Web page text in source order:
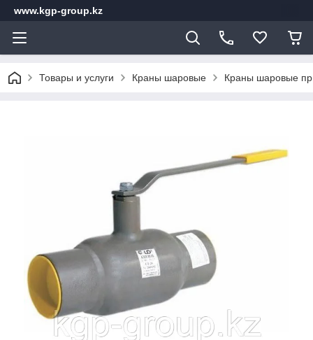
www.kgp-group.kz
Товары и услуги Краны шаровые Краны шаровые